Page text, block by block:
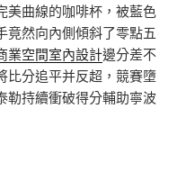
美曲線的咖啡杯，被藍色
竟然向內側傾斜了零點五
業空間室內設計邊分差不
比分追平并反超，競賽墮
勒持續衝破得分輔助寧波